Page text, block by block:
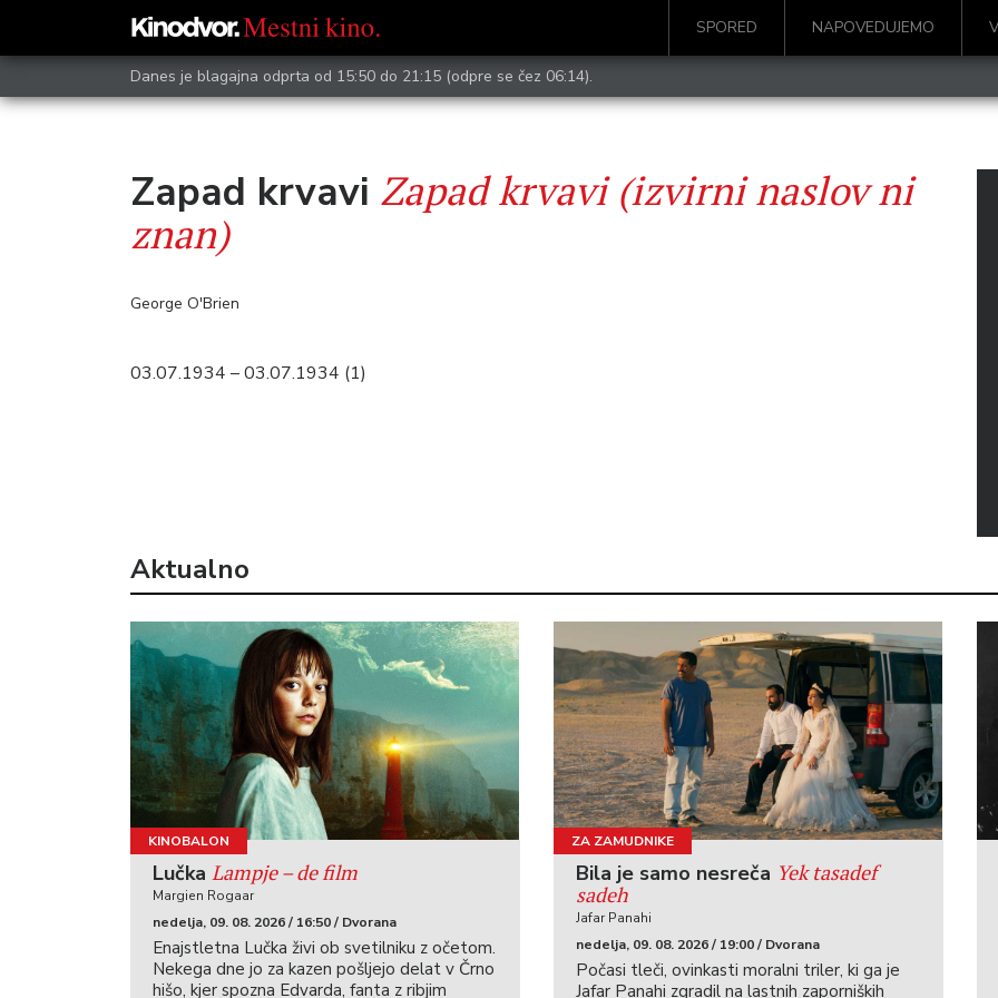
SPORED NAPOVEDUJEMO
Danes je blagajna odprta od 15:50 do 21:15 (odpre se čez 06:14).
Zapad krvavi Zapad krvavi (izvirni naslov ni
znan)
George O'Brien
03.07.1934 – 03.07.1934 (1)
Aktualno
KINOBALON
Lučka Lampje – de film
Margien Rogaar
nedelja, 09. 08. 2026 / 16:50 / Dvorana
Enajstletna Lučka živi ob svetilniku z očetom.
Nekega dne jo za kazen pošljejo delat v Črno
hišo, kjer spozna Edvarda, fanta z ribjim
ZA ZAMUDNIKE
Bila je samo nesreča Yek tasadef
sadeh
Jafar Panahi
nedelja, 09. 08. 2026 / 19:00 / Dvorana
Počasi tleči, ovinkasti moralni triler, ki ga je
Jafar Panahi zgradil na lastnih zaporniških